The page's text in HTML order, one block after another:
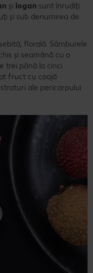
și logan sunt înrudiți
și sub denumirea de
florală. Sâmburele
și seamănă cu o
trei până la cinci
fruct cu coajă
ale pericarpului